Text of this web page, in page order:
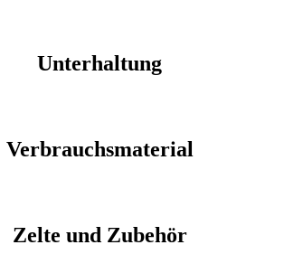
Unterhaltung
Verbrauchsmaterial
Zelte und Zubehör